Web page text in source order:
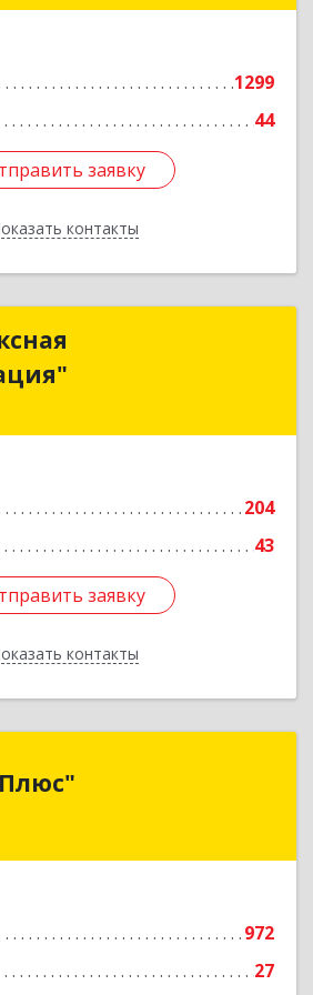
1299
44
заявку
контакты
заявку
Назад
204
43
заявку
контакты
ГК "Комплексная
автоматизация"
Подробнее
заявку
Назад
972
27
обл, Курск г, Овечкина ул, дом